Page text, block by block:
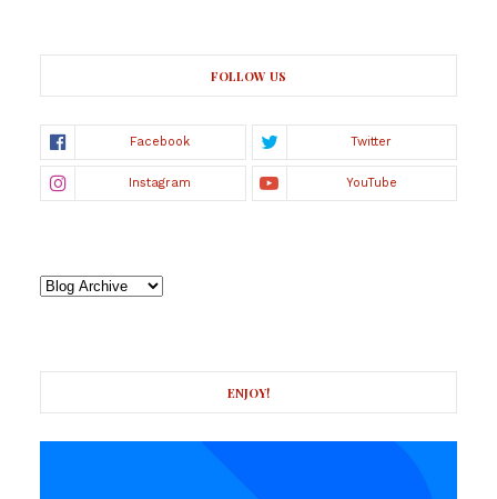
FOLLOW US
ENJOY!